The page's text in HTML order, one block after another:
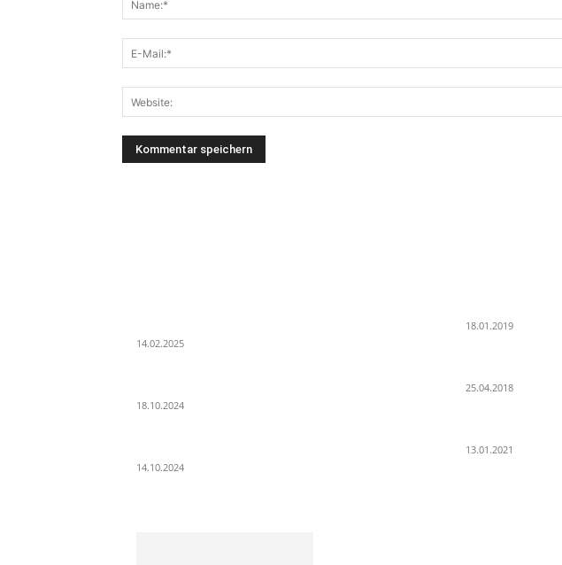
14.02.2025
18.10.2024
14.10.2024
18.01.2019
25.04.2018
13.01.2021